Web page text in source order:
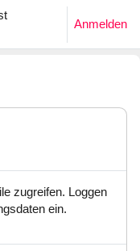
Anmelden
zugreifen. Loggen
ein.